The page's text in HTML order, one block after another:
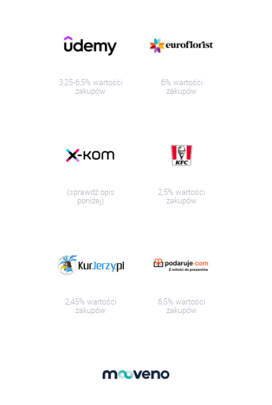
3,25-6,5% wartości
zakupów
6% wartości
zakupów
(sprawdź opis
poniżej)
2,5% wartości
zakupów
2,45% wartości
zakupów
6,5% wartości
zakupów